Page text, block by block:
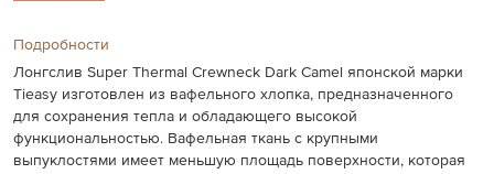
Подробности
Лонгслив Super Thermal Crewneck Dark Camel японской марки
Tieasy изготовлен из вафельного хлопка, предназначенного
для сохранения тепла и обладающего высокой
функциональностью. Вафельная ткань с крупными
выпуклостями имеет меньшую площадь поверхности, которая